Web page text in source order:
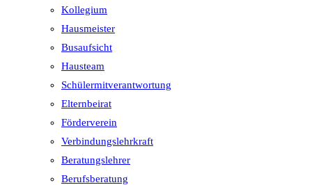
Kollegium
Hausmeister
Busaufsicht
Hausteam
Schülermitverantwortung
Elternbeirat
Förderverein
Verbindungslehrkraft
Beratungslehrer
Berufsberatung